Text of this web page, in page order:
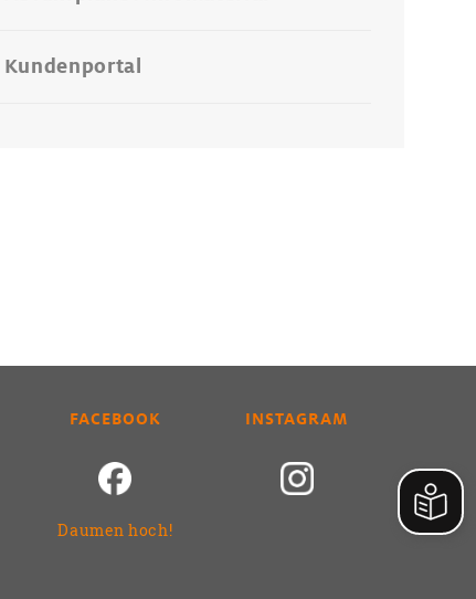
Kundenportal
FACEBOOK
Daumen hoch!
INSTAGRAM